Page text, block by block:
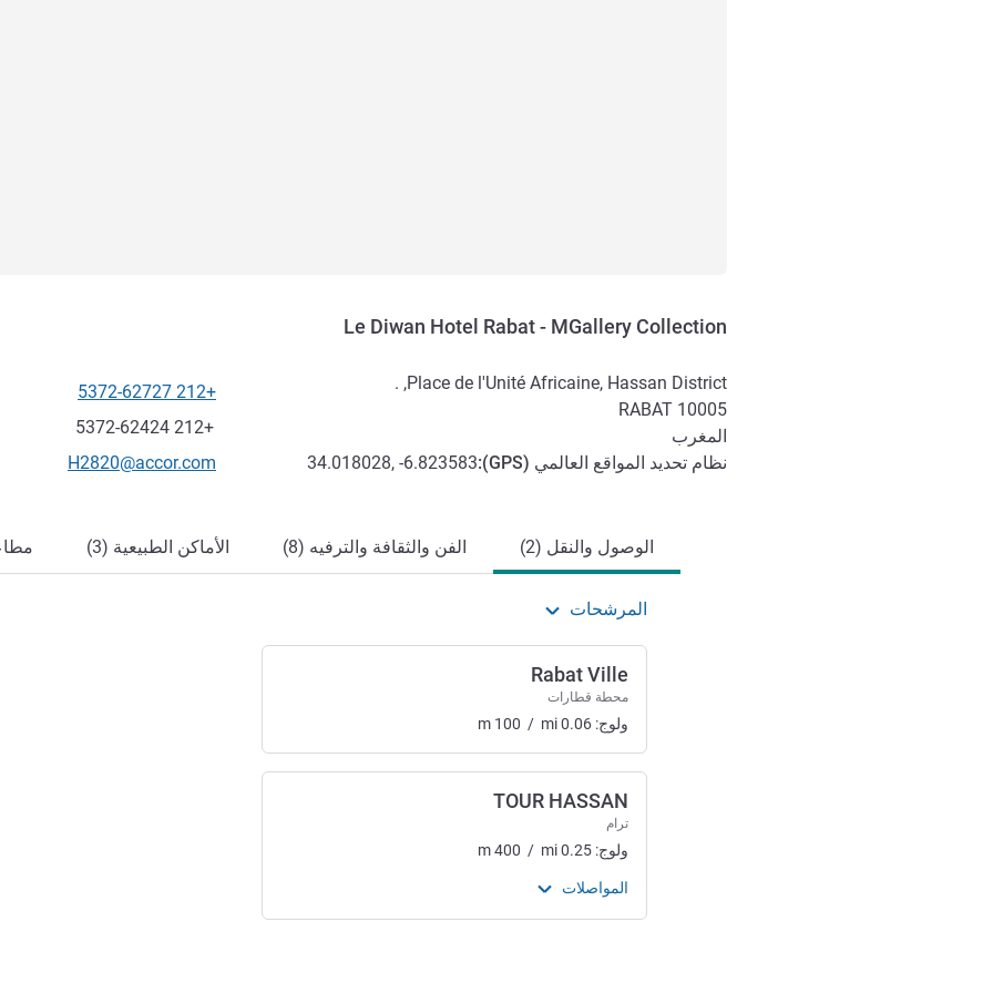
Le Diwan Hotel Rabat - MGallery Collection
Place de l'Unité Africaine, Hassan District, .
10005
RABAT
المغرب
نظام تحديد المواقع العالمي (GPS
):
34.018028, -6.823583
الهاتف
+212 5372-62727
فاكس
+212 5372-62424
تواصل معنا عبر البريد
H2820@accor.com
الوصول والنقل (2) الفن والثقافة والترفيه (8) الأماكن الطبيعية (3)
المرشحات
Rabat Ville
محطة قطارات
ولوج: m 100 / mi0.06
TOUR HASSAN
ترام
ولوج: m400 / mi0.25
المواصلات